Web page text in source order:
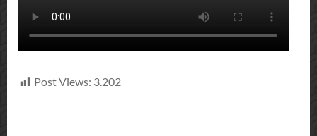
Post Views: 3.202